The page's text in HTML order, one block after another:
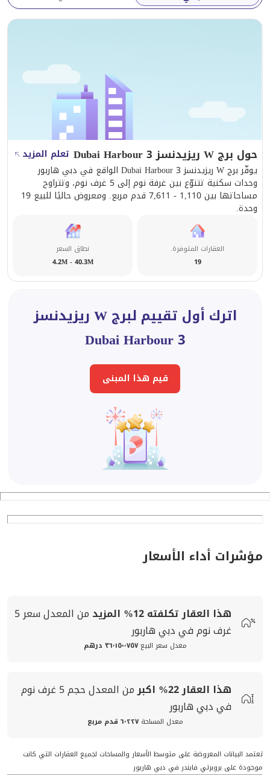
حول برج W ريزيدنسز Dubai Harbour 3
تعلم المزيد
يوفّر برج W ريزيدنسز Dubai Harbour 3 الواقع في دبي هاربور
وحدات سكنية تتنوّع بين غرفة نوم إلى 5 غرف نوم، وتتراوح
مساحاتها بين 1,110 - 7,611 قدم مربع. ومعروض حاليًا للبيع 19
وحدة.
العقارات المتوفرة.
19
نطاق السعر
4.2M - 40.3M
اترك أول تقييم لبرج W ريزيدنسز
Dubai Harbour 3
قيم هذا المبنى
مؤشرات أداء الأسعار
هذا العقار تكلفته12% المزيد من المعدلسعر5
غرف نوم في دبي هاربور
معدل سعر البيع ٣٦٬١٥٠٬٧٥٧ درهم
هذا العقار22% اكبرمن المعدلحجم
5 غرف نوم
في دبي هاربور
معدل المساحة ٦٬٢٢٧ قدم مربع
تعتمد البيانات المعروضة على متوسط الأسعار والمساحات لجميع العقارات التي كانت
موجودة على بروبرتي فايندر في دبي هاربور